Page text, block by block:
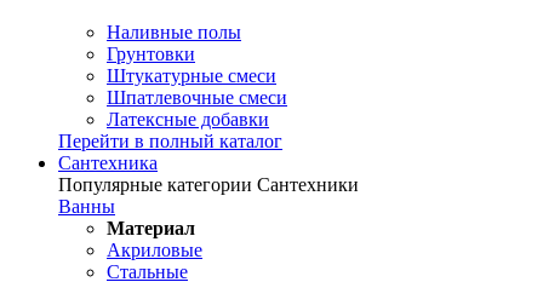
Наливные полы
Грунтовки
Штукатурные смеси
Шпатлевочные смеси
Латексные добавки
Перейти в полный каталог
Сантехника
Популярные категории Сантехники
Ванны
Материал
Акриловые
Стальные